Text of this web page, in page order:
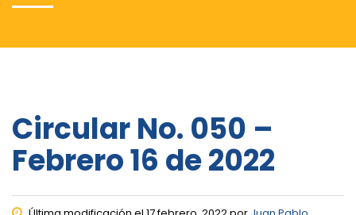
Circular No. 050 –
Febrero 16 de 2022